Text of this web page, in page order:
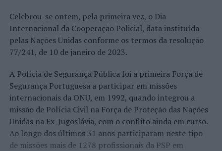
Celebrou-se ontem, pela primeira vez, o Dia
Internacional da Cooperação Policial, data instituída
pelas Nações Unidas conforme os termos da resolução
77/241, de 10 de janeiro de 2023.
A Polícia de Segurança Pública foi a primeira Força de
Segurança Portuguesa a participar em missões
internacionais da ONU, em 1992, quando integrou a
missão de Polícia Civil na Força de Proteção das Nações
Unidas na Ex-Jugoslávia, com o conflito ainda em curso.
Ao longo dos últimos 31 anos participaram neste tipo
de missões mais de 1278 profissionais da PSP em